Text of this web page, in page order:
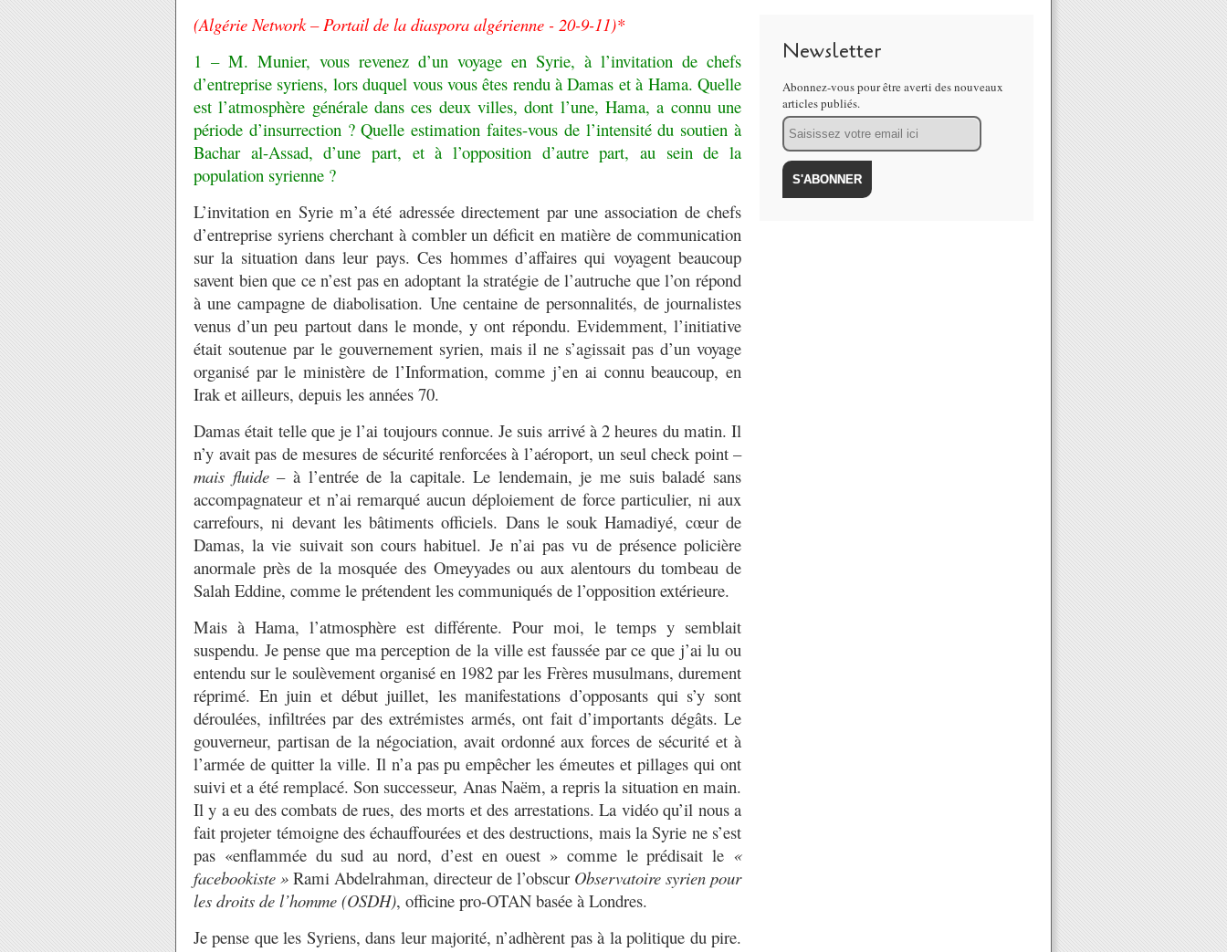
(Algérie Network – Portail de la diaspora algérienne - 20-9-11)*
1 – M. Munier, vous revenez d’un voyage en Syrie, à l’invitation de chefs
d’entreprise syriens, lors duquel vous vous êtes rendu à Damas et à Hama. Quelle
est l’atmosphère générale dans ces deux villes, dont l’une, Hama, a connu une
période d’insurrection ? Quelle estimation faites-vous de l’intensité du soutien à
Bachar al-Assad, d’une part, et à l’opposition d’autre part, au sein de la
population syrienne ?
L’invitation en Syrie m’a été adressée directement par une association de chefs
d’entreprise syriens cherchant à combler un déficit en matière de communication
sur la situation dans leur pays. Ces hommes d’affaires qui voyagent beaucoup
savent bien que ce n’est pas en adoptant la stratégie de l’autruche que l’on répond
à une campagne de diabolisation. Une centaine de personnalités, de journalistes
venus d’un peu partout dans le monde, y ont répondu. Evidemment, l’initiative
était soutenue par le gouvernement syrien, mais il ne s’agissait pas d’un voyage
organisé par le ministère de l’Information, comme j’en ai connu beaucoup, en
Irak et ailleurs, depuis les années 70.
Damas était telle que je l’ai toujours connue. Je suis arrivé à 2 heures du matin. Il
n’y avait pas de mesures de sécurité renforcées à l’aéroport, un seul check point –
mais fluide– à l’entrée de la capitale. Le lendemain, je me suis baladé sans
accompagnateur et n’ai remarqué aucun déploiement de force particulier, ni aux
carrefours, ni devant les bâtiments officiels. Dans le souk Hamadiyé, cœur de
Damas, la vie suivait son cours habituel. Je n’ai pas vu de présence policière
anormale près de la mosquée des Omeyyades ou aux alentours du tombeau de
Salah Eddine, comme le prétendent les communiqués de l’opposition extérieure.
Mais à Hama, l’atmosphère est différente. Pour moi, le temps y semblait
suspendu. Je pense que ma perception de la ville est faussée par ce que j’ai lu ou
entendu sur le soulèvement organisé en 1982 par les Frères musulmans, durement
réprimé. En juin et début juillet, les manifestations d’opposants qui s’y sont
déroulées, infiltrées par des extrémistes armés, ont fait d’importants dégâts. Le
gouverneur, partisan de la négociation, avait ordonné aux forces de sécurité et à
l’armée de quitter la ville. Il n’a pas pu empêcher les émeutes et pillages qui ont
suivi et a été remplacé. Son successeur, Anas Naëm, a repris la situation en main.
Il y a eu des combats de rues, des morts et des arrestations. La vidéo qu’il nous a
fait projeter témoigne des échauffourées et des destructions, mais la Syrie ne s’est
pas «enflammée du sud au nord, d’est en ouest » comme le prédisait le «
facebookiste » Rami Abdelrahman, directeur de l’obscur Observatoire syrien pour
les droits de l’homme (OSDH), officine pro-OTAN basée à Londres.
Je pense que les Syriens, dans leur majorité, n’adhèrent pas à la politique du pire.
Newsletter
Abonnez-vous pour être averti des nouveaux
articles publiés.
Email